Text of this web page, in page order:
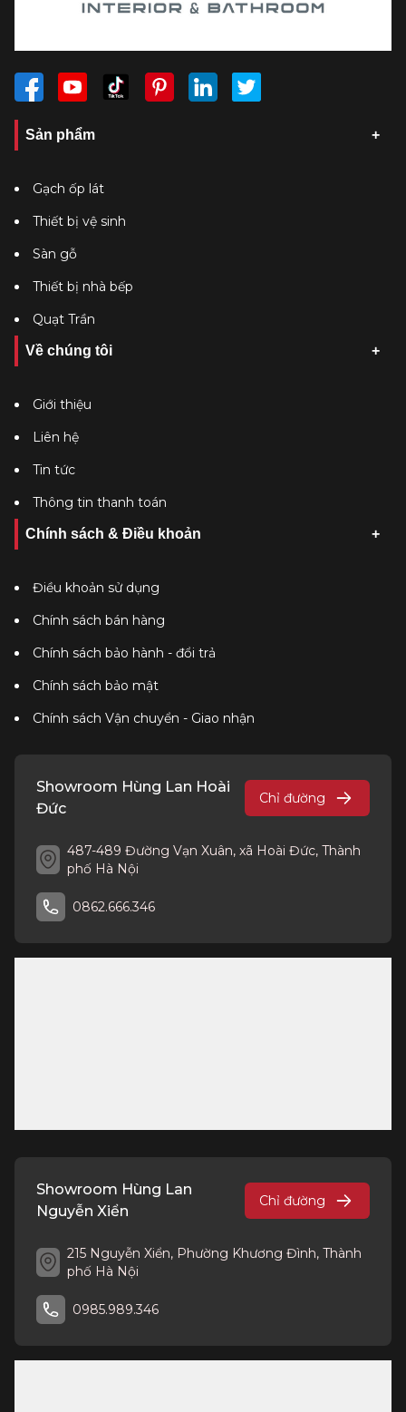
Sản phẩm
Gạch ốp lát
Thiết bị vệ sinh
Sàn gỗ
Thiết bị nhà bếp
Quạt Trần
Về chúng tôi
Giới thiệu
Liên hệ
Tin tức
Thông tin thanh toán
Chính sách & Điều khoản
Điều khoản sử dụng
Chính sách bán hàng
Chính sách bảo hành - đổi trả
Chính sách bảo mật
Chính sách Vận chuyển - Giao nhận
Showroom Hùng Lan Hoài
Đức
Chỉ đường
487-489 Đường Vạn Xuân, xã Hoài Đức, Thành
phố Hà Nội
0862.666.346
Showroom Hùng Lan
Nguyễn Xiển
Chỉ đường
215 Nguyễn Xiển, Phường Khương Đình, Thành
phố Hà Nội
0985.989.346